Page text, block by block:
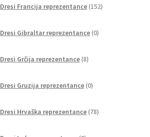
Dresi Francija reprezentance 152izdelkov
Dresi Gibraltar reprezentance 0izdelkov
Dresi Grčija reprezentance 8izdelkov
Dresi Gruzija reprezentance 0izdelkov
Dresi Hrvaška reprezentance 78izdelkov